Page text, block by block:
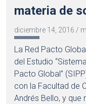
materia de
diciembre 14, 2016 /
La Red Pacto
del Estudio
Pacto Global”
con la Facultad de
Andrés Bello, y